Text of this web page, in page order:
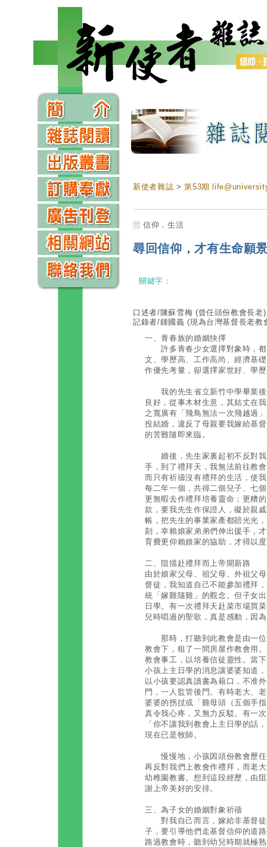
新使者雜誌 >第53期
信仰．生活
尋回信仰，才有生命願
關鍵字：
口述者/陳蘇雪梅 (曾任頭份教會長老)
記錄者/鍾國義 (現為台灣基督長老教
一、青春族的婚姻抉擇
許多青春少女選擇對象時，都
文、學歷高、工作高尚、經濟基
作優先考量，卻選擇家世好、學
我的先生省立新竹中學畢業後
良好，從事木材生意，其姑丈在
之寬廣有「飛鳥無法一次飛越過
投結婚，違反了母親要我嫁給基
的苦難隨即來臨。
婚後，先生家裏起初不反對我
手，到了禮拜天，我無法前往教
而只有祈禱沒有禮拜的生活，使
每二年一個，共得二個兒子、七
更無暇去作禮拜培養靈命；更糟
款，要我先生作保證人，礙於親
帳，把先生的事業家產都賠光光
刻，幸賴娘家弟弟們伸出援手，
育費更仰賴娘家的協助，才得以
二、阻擋赴禮拜而上帝開新路
由於娘家父母、祖父母、外祖父
督徒，我知道自己不能參加禮拜
統「嫁雞隨雞」的觀念。但子女
日學。有一次禮拜天赴菜市場買
兒時唱過的聖歌，真是感動，因
那時，打聽到此教會是由一位
教會下，租了一間房屋作教會用
教會事工，以培養信徒靈性。當
小孩上主日學的消息讓婆婆知道
以小孩要認真讀書為藉口，不准
門，一人監管後門。有時老大、
婆婆的拐扙或「雞母頭（五個手
真令我心疼，又無力反駁。有一
「你不讓我到教會上主日學的話
現在已是牧師。
慢慢地，小孩因頭份教會歷任
再反對我們上教會作禮拜，而老
幼稚園教書。想到這段經歷，由
謝上帝美好的安排。
三、為子女的婚姻對象祈禱
對我自己而言，嫁給非基督徒
子，要引導他們走基督信仰的道
路過教會時，聽到幼兒時期就極